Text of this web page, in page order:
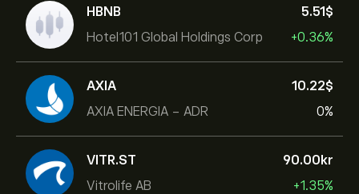
HBNB
Hotel101 Global Holdings Corp
5.51‎$‎
+0.36%
AXIA
AXIA ENERGIA - ADR
10.22‎$‎
0%
VITR.ST
Vitrolife AB
90.00‎kr‎
+1.35%